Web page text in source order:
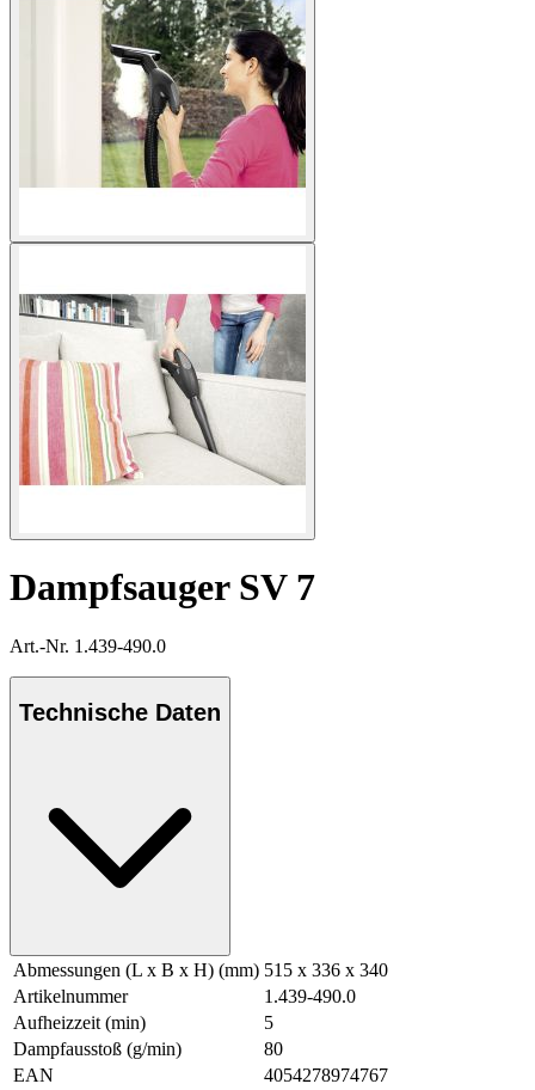
Dampfsauger SV 7
Art.-Nr. 1.439-490.0
Technische Daten
Abmessungen (L x B x H) (mm) 515 x 336 x 340
Artikelnummer
1.439-490.0
Aufheizzeit (min)
5
Dampfausstoß (g/min)
80
EAN
4054278974767